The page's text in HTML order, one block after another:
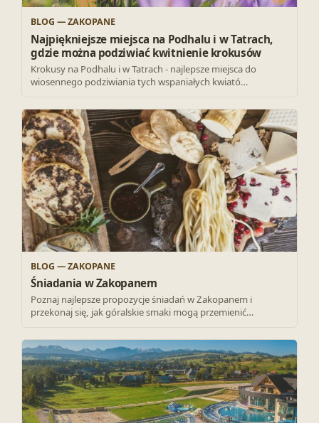
BLOG — ZAKOPANE
Najpiękniejsze miejsca na Podhalu i w Tatrach,
gdzie można podziwiać kwitnienie krokusów
Krokusy na Podhalu i w Tatrach - najlepsze miejsca do
wiosennego podziwiania tych wspaniałych kwiató…
BLOG — ZAKOPANE
Śniadania w Zakopanem
Poznaj najlepsze propozycje śniadań w Zakopanem i
przekonaj się, jak góralskie smaki mogą przemienić…